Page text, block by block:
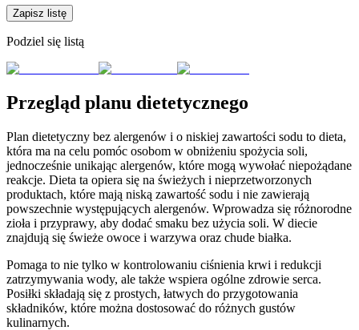
Zapisz listę
Podziel się listą
Przegląd planu dietetycznego
Plan dietetyczny bez alergenów i o niskiej zawartości sodu to dieta,
która ma na celu pomóc osobom w obniżeniu spożycia soli,
jednocześnie unikając alergenów, które mogą wywołać niepożądane
reakcje. Dieta ta opiera się na świeżych i nieprzetworzonych
produktach, które mają niską zawartość sodu i nie zawierają
powszechnie występujących alergenów. Wprowadza się różnorodne
zioła i przyprawy, aby dodać smaku bez użycia soli. W diecie
znajdują się świeże owoce i warzywa oraz chude białka.
Pomaga to nie tylko w kontrolowaniu ciśnienia krwi i redukcji
zatrzymywania wody, ale także wspiera ogólne zdrowie serca.
Posiłki składają się z prostych, łatwych do przygotowania
składników, które można dostosować do różnych gustów
kulinarnych.